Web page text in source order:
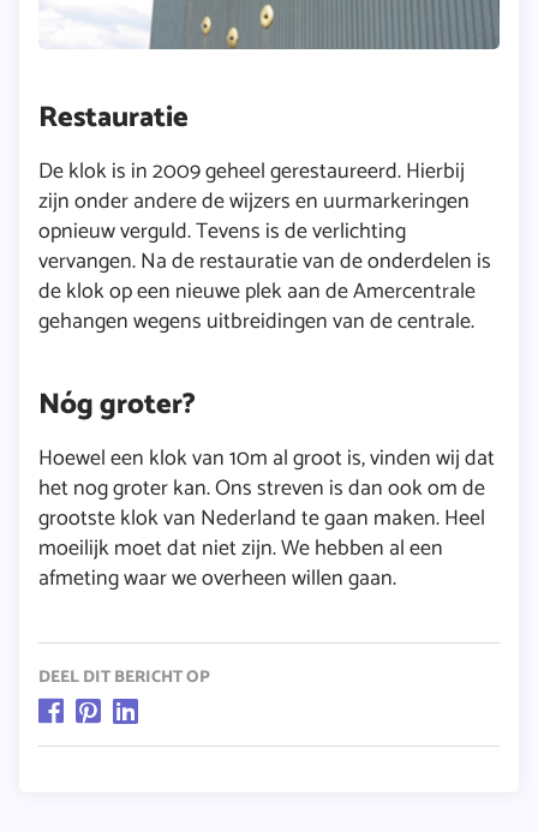
Restauratie
De klok is in 2009 geheel gerestaureerd. Hierbij
zijn onder andere de wijzers en uurmarkeringen
opnieuw verguld. Tevens is de verlichting
vervangen. Na de restauratie van de onderdelen is
de klok op een nieuwe plek aan de Amercentrale
gehangen wegens uitbreidingen van de centrale.
Nóg groter?
Hoewel een klok van 10m al groot is, vinden wij dat
het nog groter kan. Ons streven is dan ook om de
grootste klok van Nederland te gaan maken. Heel
moeilijk moet dat niet zijn. We hebben al een
afmeting waar we overheen willen gaan.
DEEL DIT BERICHT OP